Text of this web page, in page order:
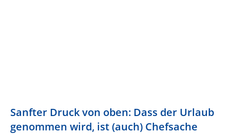
Sanfter Druck von oben: Dass der Urlaub
genommen wird, ist (auch) Chefsache